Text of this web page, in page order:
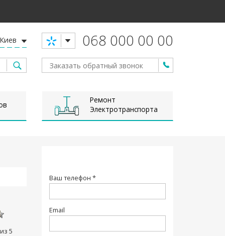
068 000 00 00
Киев
Ремонт
Электротранспорта
5
Ваш телефон *
Email